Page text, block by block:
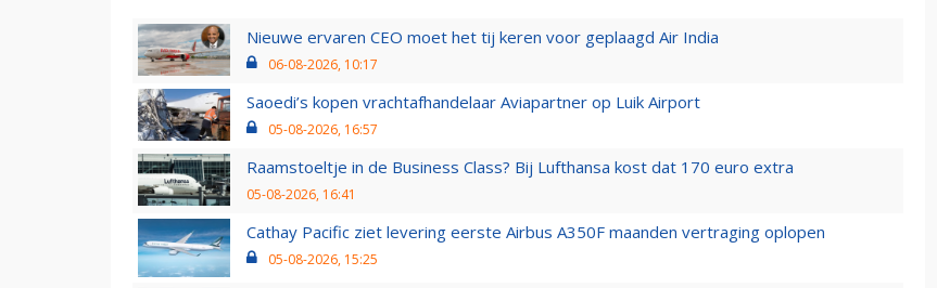
Nieuwe ervaren CEO moet het tij keren voor geplaagd Air India
06-08-2026, 10:17
Saoedi’s kopen vrachtafhandelaar Aviapartner op Luik Airport
05-08-2026, 16:57
Raamstoeltje in de Business Class? Bij Lufthansa kost dat 170 euro extra
05-08-2026, 16:41
Cathay Pacific ziet levering eerste Airbus A350F maanden vertraging oplopen
05-08-2026, 15:25